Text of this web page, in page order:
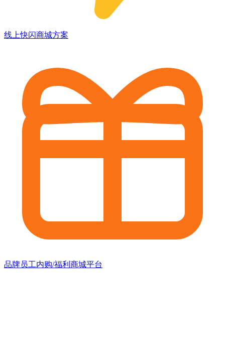
线上快闪商城方案
品牌员工内购/福利商城平台